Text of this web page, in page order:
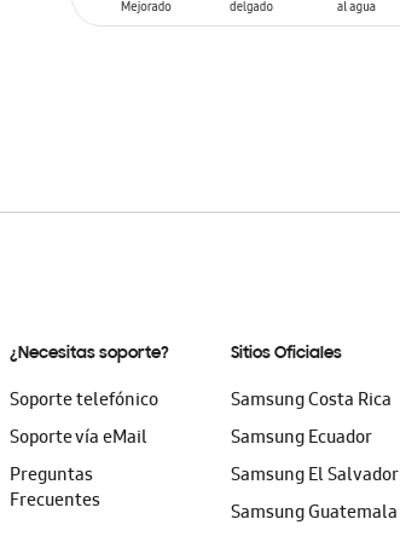
SIN
¿Necesitas soporte?
Soporte telefónico
Soporte vía eMail
Preguntas
Frecuentes
Sitios Oficiales
Samsung Costa Rica
Samsung Ecuador
Samsung El Salvador
Samsung Guatemala